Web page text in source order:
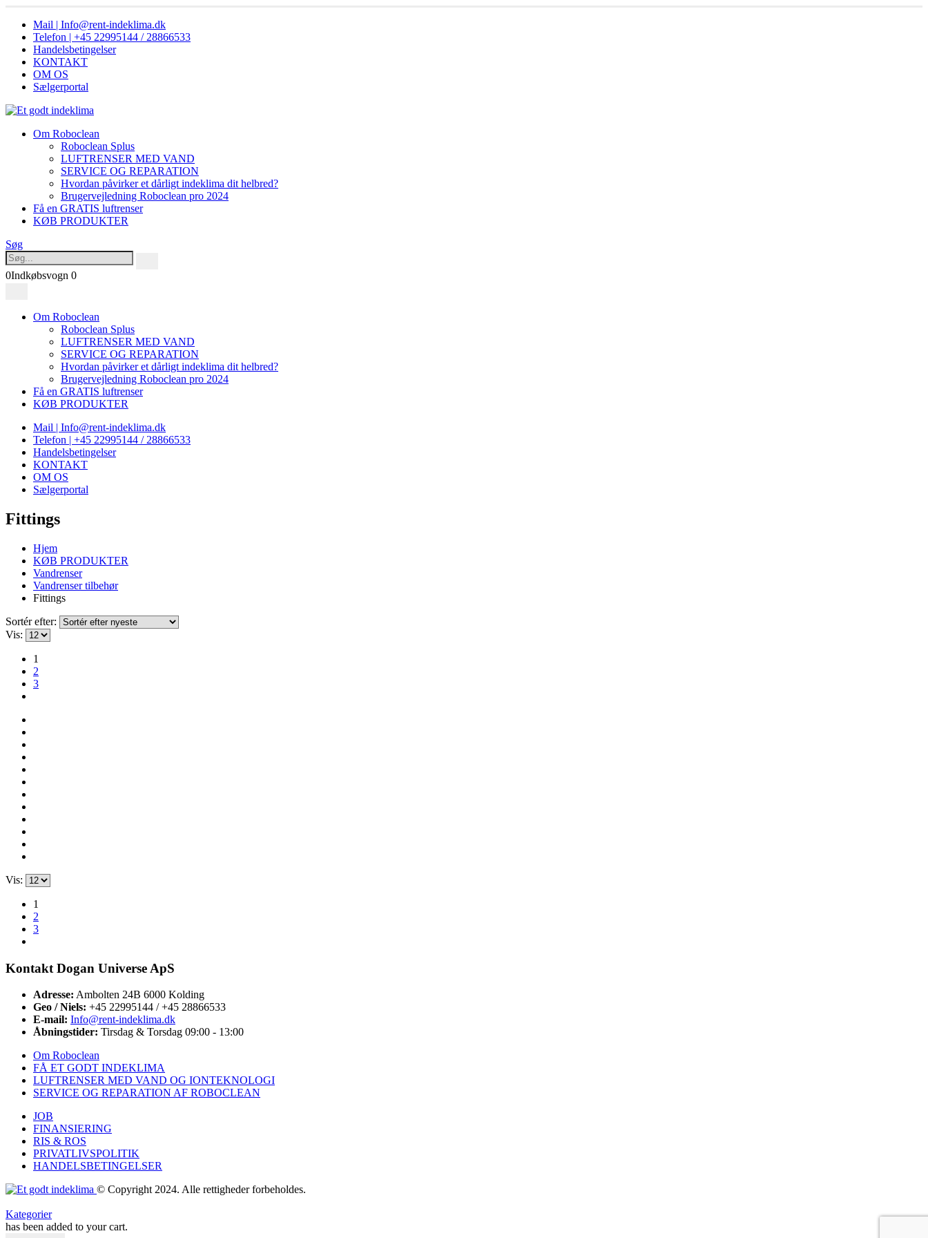
Mail | Info@rent-indeklima.dk
Telefon | +45 22995144 / 28866533
Handelsbetingelser
KONTAKT
OM OS
Sælgerportal
Om Roboclean
Roboclean Splus
LUFTRENSER MED VAND
SERVICE OG REPARATION
Hvordan påvirker et dårligt indeklima dit helbred?
Brugervejledning Roboclean pro 2024
Få en GRATIS luftrenser
KØB PRODUKTER
Søg
0Indkøbsvogn 0
Om Roboclean
Roboclean Splus
LUFTRENSER MED VAND
SERVICE OG REPARATION
Hvordan påvirker et dårligt indeklima dit helbred?
Brugervejledning Roboclean pro 2024
Få en GRATIS luftrenser
KØB PRODUKTER
Mail | Info@rent-indeklima.dk
Telefon | +45 22995144 / 28866533
Handelsbetingelser
KONTAKT
OM OS
Sælgerportal
Fittings
Hjem
KØB PRODUKTER
Vandrenser
Vandrenser tilbehør
Fittings
Sortér efter:
Vis:
1
2
3
Vis:
1
2
3
Kontakt Dogan Universe ApS
Adresse: Ambolten 24B 6000 Kolding
Geo / Niels: +45 22995144 / +45 28866533
E-mail: Info@rent-indeklima.dk
Åbningstider: Tirsdag & Torsdag 09:00 - 13:00
Om Roboclean
FÅ ET GODT INDEKLIMA
LUFTRENSER MED VAND OG IONTEKNOLOGI
SERVICE OG REPARATION AF ROBOCLEAN
JOB
FINANSIERING
RIS & ROS
PRIVATLIVSPOLITIK
HANDELSBETINGELSER
© Copyright 2024. Alle rettigheder forbeholdes.
Kategorier
has been added to your cart.